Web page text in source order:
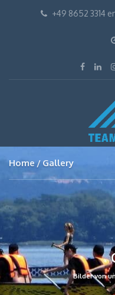
+49 8652 3314
Home Gallery
Bilder von